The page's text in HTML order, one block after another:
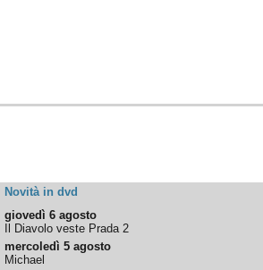
Novità in dvd
giovedì 6 agosto
Il Diavolo veste Prada 2
mercoledì 5 agosto
Michael